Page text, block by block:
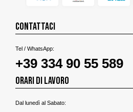
CONTATTACI
Tel / WhatsApp:
+39 334 90 55 589
ORARI DI LAVORO
Dal lunedì al Sabato: